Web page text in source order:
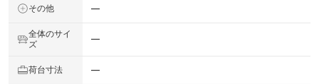
その他 ―
全体のサイ
ズ
―
荷台寸法 ―